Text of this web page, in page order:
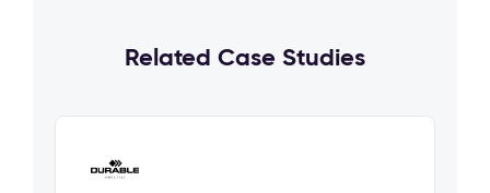
Related Case Studies